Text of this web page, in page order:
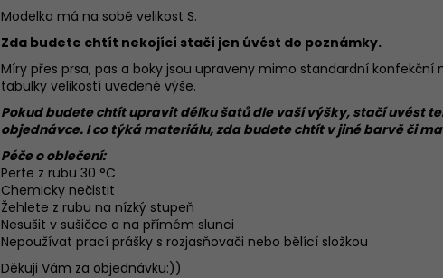
Modelka má na sobě velikost S.
Zda budete chtít nekojící stačí jen úvést do poznámky.
Míry přes prsa, pas a boky jsou upraveny mimo standardní
tabulky velikostí uvedené výše.
Pokud budete chtít upravit délku šatů dle vaší výšky, stačí uvést
objednávce. I co týká materiálu, zda budete chtít v jiné barvě či
Péče o oblečení:
Perte z rubu 30 °C
Chemicky nečistit
Žehlete z rubu na nízký stupeň
Nesušit v sušičce a na přímém slunci
Nepoužívat prací prášky s rozjasňovači nebo bělící složkou
Děkuji Vám za objednávku:))